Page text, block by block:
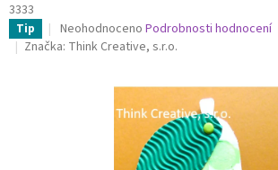
3333
Tip
Průměrné
hodnocení
Neohodnoceno Podrobnosti hodnocení
Značka: Think Creative, s.r.o.